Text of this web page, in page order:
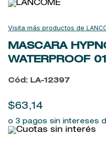
MASCARA
WATERPROOF
Cód : LA-12397
$63,14
o 3 pagos sin intereses
6.
woods of windsor
7.
kool beauty serum
8.
retrinal
9.
baylis
10. john frieda